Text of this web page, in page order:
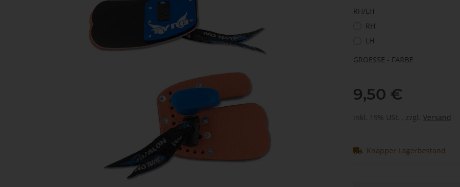
RH/LH
RH
LH
GROESSE - FARBE
9,50 €
inkl. 19% USt. , zzgl. Versand
Knapper Lagerbestand